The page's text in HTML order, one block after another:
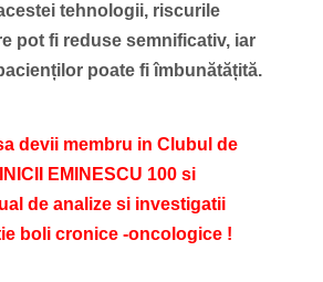
tehnologii, riscurile
pot fi reduse semnificativ, iar
poate fi îmbunătățită.
devii membru in Clubul de
EMINESCU 100 si
de analize si investigatii
boli cronice -oncologice !